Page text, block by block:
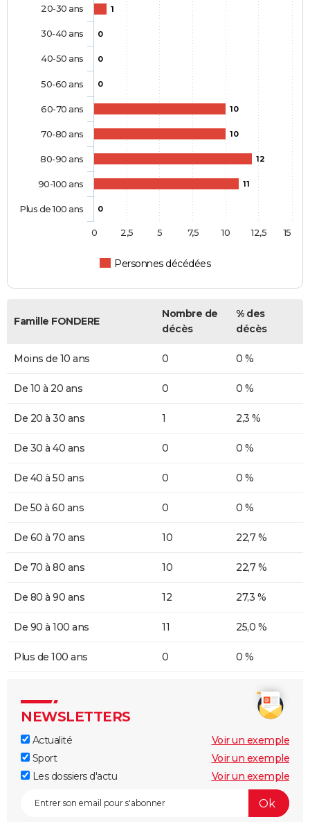
1
0
0
0
10
10
12
11
0
Personnes décédées
20-30 ans
30-40 ans
40-50 ans
50-60 ans
60-70 ans
70-80 ans
80-90 ans
90-100 ans
Plus de 100 ans
0 2,5 5 7,5 10 12,5 15
Famille FONDERE
Nombre de
décès
% des
décès
Moins de 10 ans 0 0 %
De 10 à 20 ans 0 0 %
De 20 à 30 ans 1 2,3 %
De 30 à 40 ans 0 0 %
De 40 à 50 ans 0 0 %
De 50 à 60 ans 0 0 %
De 60 à 70 ans 10 22,7 %
De 70 à 80 ans 10 22,7 %
De 80 à 90 ans 12 27,3 %
De 90 à 100 ans 11 25,0 %
Plus de 100 ans 0 0 %
NEWSLETTERS
Actualité
Voir un exemple
Sport
Voir un exemple
Les dossiers d'actu
Voir un exemple